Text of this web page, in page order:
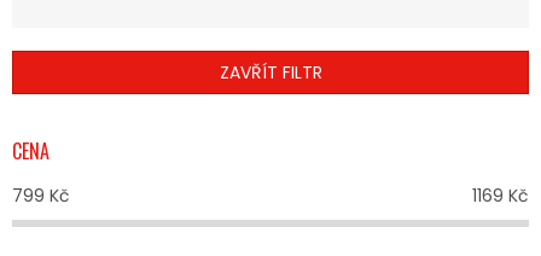
N
Í
R
O
D
U
ZAVŘÍT FILTR
CENA
799 Kč 1169 Kč